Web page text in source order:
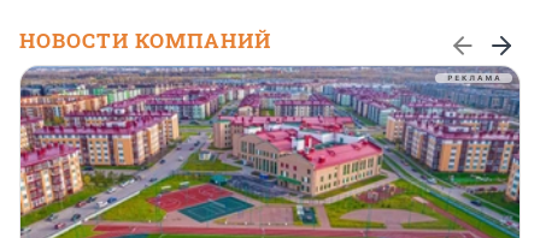
НОВОСТИ КОМПАНИЙ